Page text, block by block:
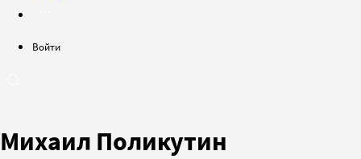
Войти
Михаил Поликутин